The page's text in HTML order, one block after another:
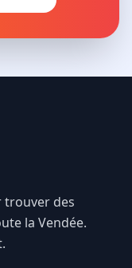
trouver des
la Vendée.